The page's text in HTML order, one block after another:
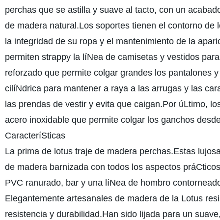
perchas que se astilla y suave al tacto, con un
de madera natural.Los soportes tienen el contorno
la integridad de su ropa y el mantenimiento de la
permiten strappy la líNea de camisetas y vestidos
reforzado que permite colgar grandes los pantalones
cilíNdrica para mantener a raya a las arrugas y las
las prendas de vestir y evita que caigan.Por úLtimo,
acero inoxidable que permite colgar los ganchos
CaracteríSticas
La prima de lotus traje de madera perchas.Estas
de madera barnizada con todos los aspectos
PVC ranurado, bar y una líNea de hombro
Elegantemente artesanales de madera de la Lotus
resistencia y durabilidad.Han sido lijada para un